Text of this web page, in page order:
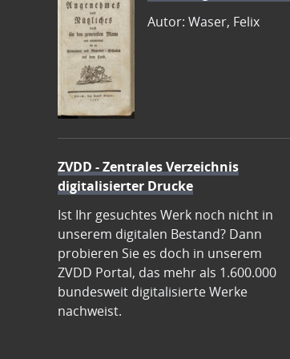
Autor: Waser, Felix
ZVDD - Zentrales Verzeichnis
digitalisierter Drucke
Ist Ihr gesuchtes Werk noch nicht in
unserem digitalen Bestand? Dann
probieren Sie es doch in unserem
ZVDD Portal, das mehr als 1.600.000
bundesweit digitalisierte Werke
nachweist.